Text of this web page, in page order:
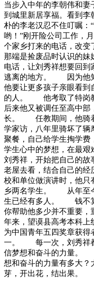
当步入中年的李朝伟和
到城里新居享福。看到李
朴的李老汉忍不住叮嘱：
哟！”刚开险公司工作
个家乡打来的电话，改
那端是捡废品时认识的
电话，让刘秀祥想要回
逃离的地方。 因为他知
他要让更多孩子亲眼看到
的人。 他考取了特岗
后来他又被调任至高中
长。 任教期间，他骑着
学家访，八年里骑坏了
聚餐，自己给学生掏学
学生心中的梦想，在最艰
刘秀祥，开始把自己的
老屋去看，结合自己的
校和单位做演讲时，他只
乡两名学生。 从年至
生已经有多人。 钱不算
你帮助他多少并不重要
年来，望谟县高考本科上
为中国青年五四奖章获得
一。 每一次，刘秀祥都
信梦想和奋斗的力量。
想和奋斗的力量有多大？
芽，开出花，结出果。